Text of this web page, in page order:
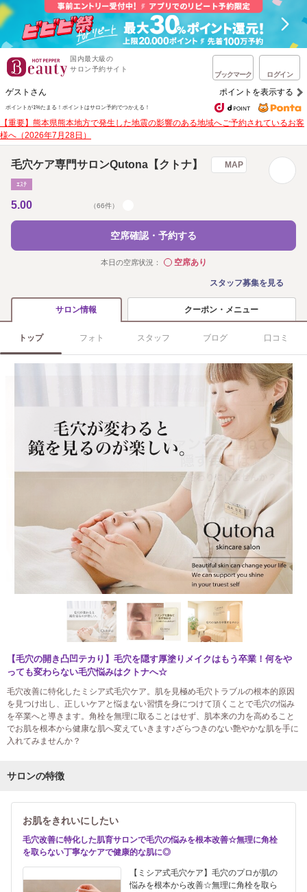
国内最大級の
サロン予約サイト
ブックマーク ログイン
ゲストさん ポイントを表示する
ポイントが1%たまる！ ポイントはサロン予約でつかえる！
【重要】熊本県熊本地方で発生した地震の影響のある地域へご予約されているお客
様へ（2026年7月28日）
毛穴ケア専門サロンQutona【クトナ】 MAP
ｴｽﾃ
5.00 （66件）
空席確認・予約する
本日の空席状況： ◯空席あり
スタッフ募集を見る
サロン情報 クーポン・メニュー
トップ フォト スタッフ ブログ 口コミ
【毛穴の開き凸凹テカり】毛穴を隠す厚塗りメイクはもう卒業！何をや
っても変わらない毛穴悩みはクトナへ☆
毛穴改善に特化したミシア式毛穴ケア。肌を見極め毛穴トラブルの根本的原因
を見つけ出し、正しいケアと悩まない習慣を身につけて頂くことで毛穴の悩み
を卒業へと導きます。角栓を無理に取ることはせず、肌本来の力を高めること
でお肌を根本から健康な肌へ変えていきます♪ざらつきのない艶やかな肌を手に
入れてみませんか？
サロンの特徴
お肌をきれいにしたい
毛穴改善に特化した肌育サロンで毛穴の悩みを根本改善☆無理に角栓
を取らない丁寧なケアで健康的な肌に◎
【ミシア式毛穴ケア】毛穴のプロが肌の
悩みを根本から改善☆無理に角栓を取ら